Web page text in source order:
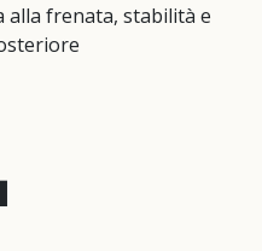
alla frenata, stabilità e